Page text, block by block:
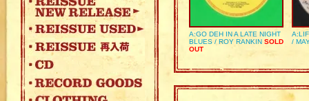
A:GO DEH IN A LATE NIGHT
BLUES / ROY RANKIN SOLD
OUT
/